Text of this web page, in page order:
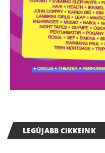
LEGÚJABB CIKKEINK